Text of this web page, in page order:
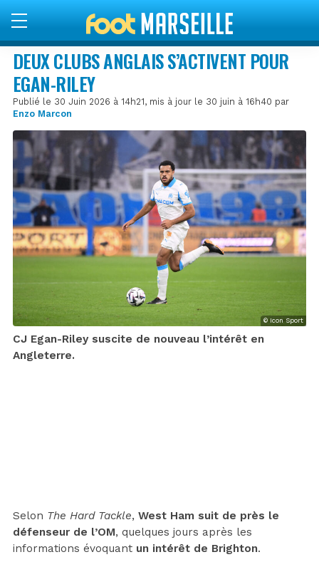
DEUX CLUBS ANGLAIS S’ACTIVENT POUR
EGAN-RILEY
Publié le 30 Juin 2026 à 14h21, mis à jour le 30 juin à 16h40 par
Enzo Marcon
© Icon Sport
CJ Egan-Riley suscite de nouveau l’intérêt en
Angleterre.
Selon The Hard Tackle, West Ham suit de près le
défenseur de l’OM, quelques jours après les
informations évoquant un intérêt de Brighton.